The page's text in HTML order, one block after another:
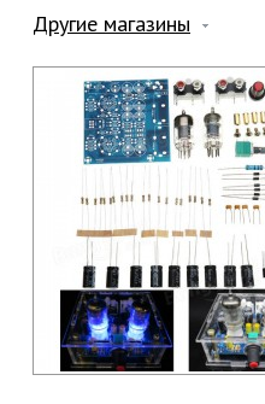
Другие магазины